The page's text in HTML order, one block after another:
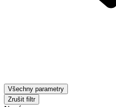
Všechny parametry
Zrušit filtr